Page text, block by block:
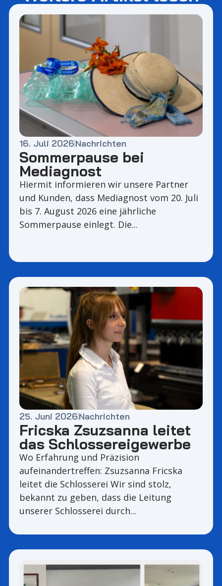
16. Juli 2026Nachrichten
Sommerpause bei
Mediagnost
Hiermit informieren wir unsere Partner
und Kunden, dass Mediagnost vom 20. Juli
bis 7. August 2026 eine jährliche
Sommerpause einlegt. Die...
25. Juni 2026Nachrichten
Fricska Zsuzsanna leitet
das Schlossereigewerbe
Wo Erfahrung und Präzision
aufeinandertreffen: Zsuzsanna Fricska
leitet die Schlosserei Wir sind stolz,
bekannt zu geben, dass die Leitung
unserer Schlosserei durch...